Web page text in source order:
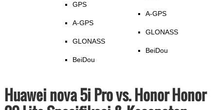
GPS
A-GPS
GLONASS
BeiDou
A-GPS
GLONASS
BeiDou
Huawei nova 5i Pro vs. Honor Honor